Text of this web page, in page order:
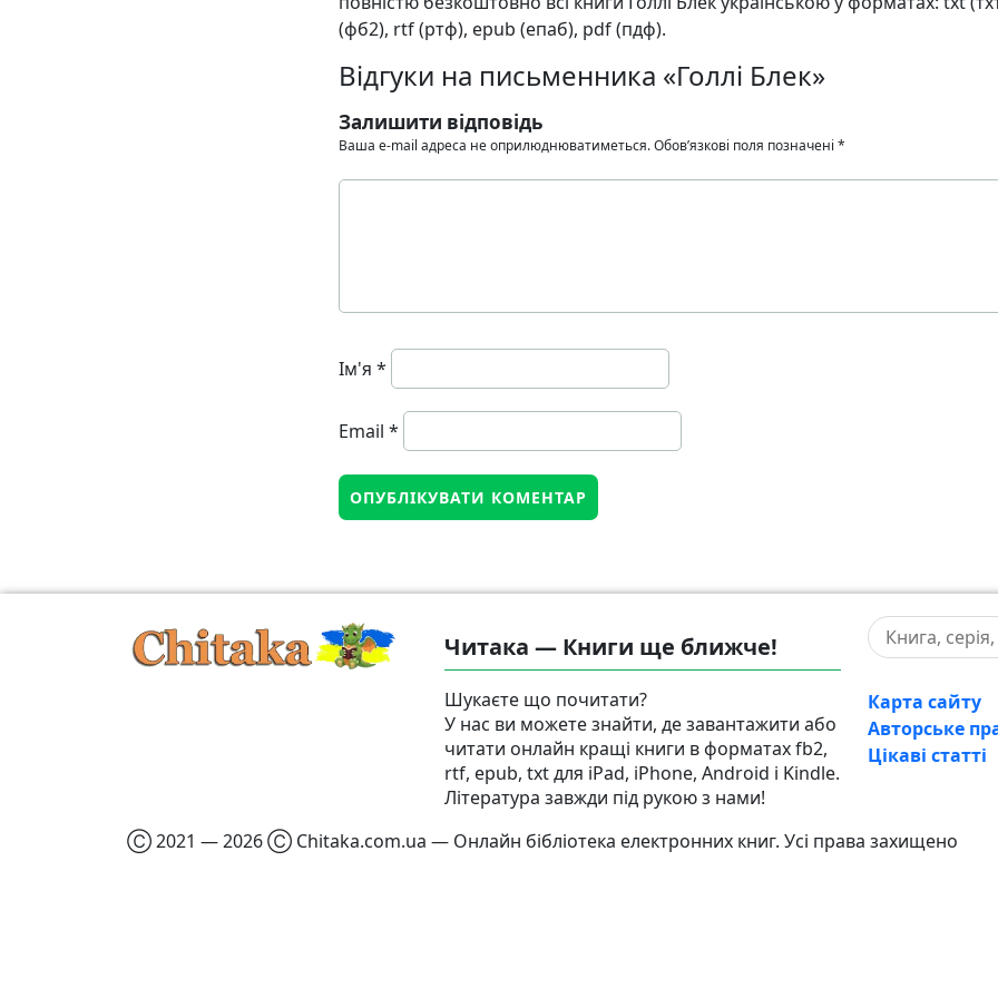
(фб2), rtf (ртф), epub (епаб), pdf (пдф).
Відгуки на письменника «Голлі Блек»
Залишити відповідь
Ваша e-mail адреса не оприлюднюватиметься.Обов’язкові поля позначені *
Ім'я *
Email *
Читака — Книги ще ближче!
Шукаєте що почитати?
У нас ви можете знайти, де завантажити або
читати онлайн кращі книги в форматах fb2,
rtf, epub, txt для iPad, iPhone, Android і Kindle.
Література завжди під рукою з нами!
Карта сайту
Авторське
Цікаві статті
Ⓒ 2021 — 2026 Ⓒ Chitaka.com.ua — Онлайн бібліотека електронних книг. Усі права захищено